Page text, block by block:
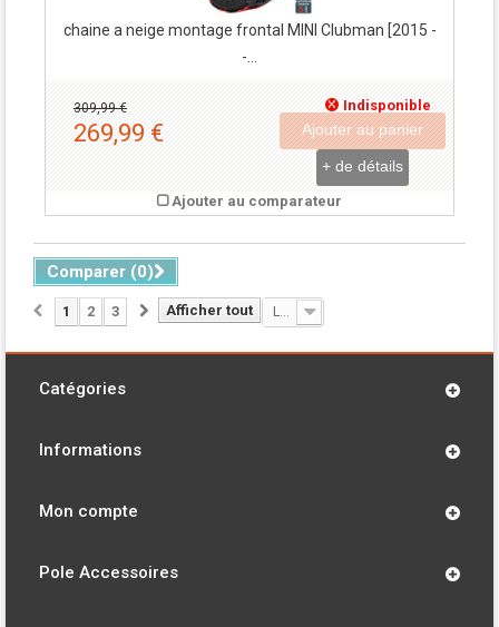
chaine a neige montage frontal MINI Clubman [2015 -
-...
Indisponible
309,99 €
269,99 € Ajouter au panier
+ de détails
Ajouter au comparateur
Comparer (0)
Afficher tout
1 2 3 Le moins cher
Catégories
Informations
Mon compte
Pole Accessoires